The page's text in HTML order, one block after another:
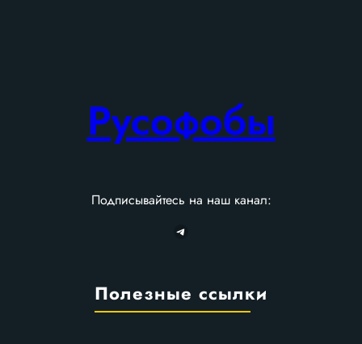
Русофобы
Подписывайтесь на наш канал:
Telegram
Полезные ссылки